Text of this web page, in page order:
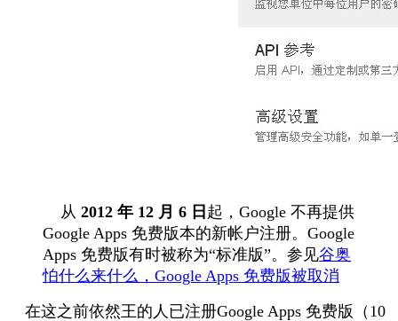
从 2012 年 12 月 6 日 起，Google 不再提供
Google Apps 免费版本的新帐户注册。Google
Apps 免费版有时被称为“标准版”。参见谷奥
怕什么来什么，Google Apps 免费版被取消
在这之前依然王的人已注册Google Apps 免费版（10